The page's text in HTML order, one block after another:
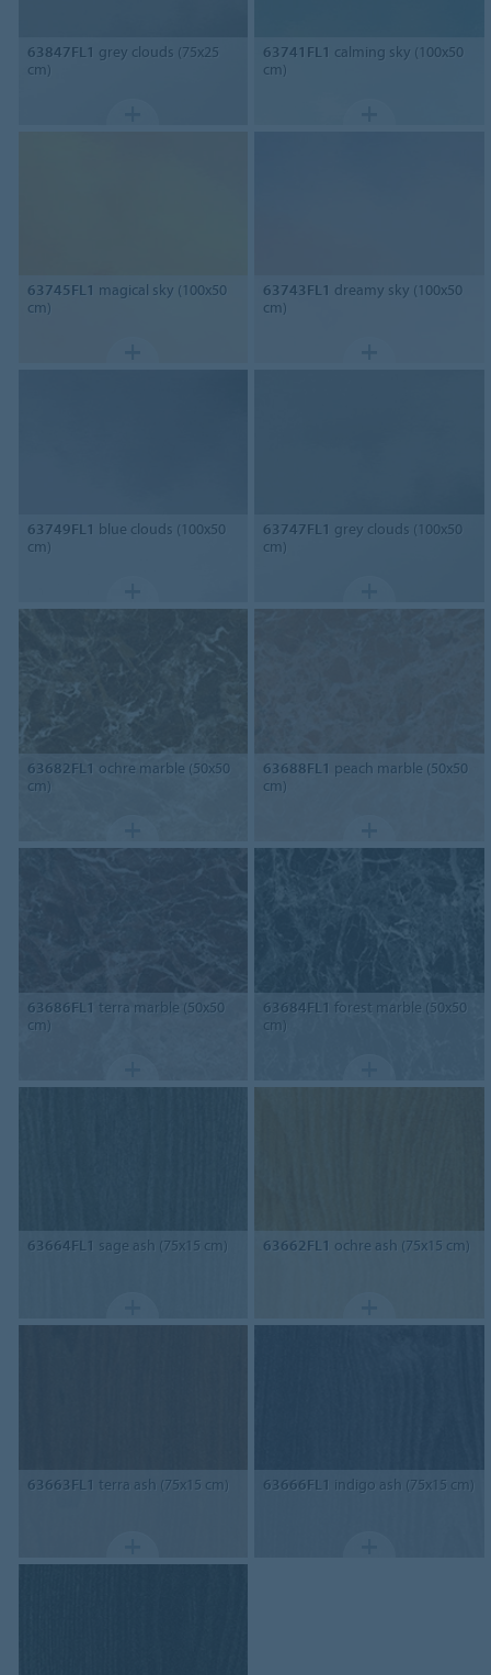
63847FL1 grey clouds (75x25
cm)
63741FL1 calming sky (100x50
cm)
63745FL1 magical sky (100x50
cm)
63743FL1 dreamy sky (100x50
cm)
63749FL1 blue clouds (100x50
cm)
63747FL1 grey clouds (100x50
cm)
63682FL1 ochre marble (50x50
cm)
63688FL1 peach marble (50x50
cm)
63686FL1 terra marble (50x50
cm)
63684FL1 forest marble (50x50
cm)
63664FL1 sage ash (75x15 cm) 63662FL1 ochre ash (75x15 cm)
63663FL1 terra ash (75x15 cm) 63666FL1 indigo ash (75x15 cm)